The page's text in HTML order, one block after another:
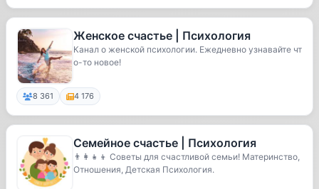
Женское счастье | Психология
Канал о женской психологии. Ежедневно узнавайте чт
о-то новое!
8 361 4 176
Семейное счастье | Психология
👨‍👩‍👧‍👦 Советы для счастливой семьи! Материнство,
Отношения, Детская Психология.